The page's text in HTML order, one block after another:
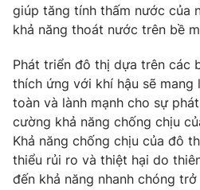
giúp tăng tính thấm nước của
khả năng thoát nước trên bề
Phát triển đô thị dựa trên các
thích ứng với khí hậu sẽ
toàn và lành mạnh cho sự
cường khả năng chống chịu
Khả năng chống chịu của đô
thiểu rủi ro và thiệt hại do
đến khả năng nhanh chóng